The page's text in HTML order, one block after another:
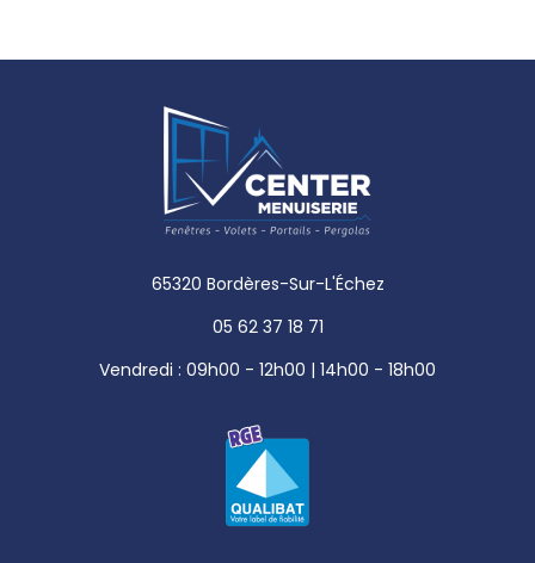
65320 Bordères-Sur-L'Échez
05 62 37 18 71
Vendredi : 09h00 - 12h00 | 14h00 - 18h00